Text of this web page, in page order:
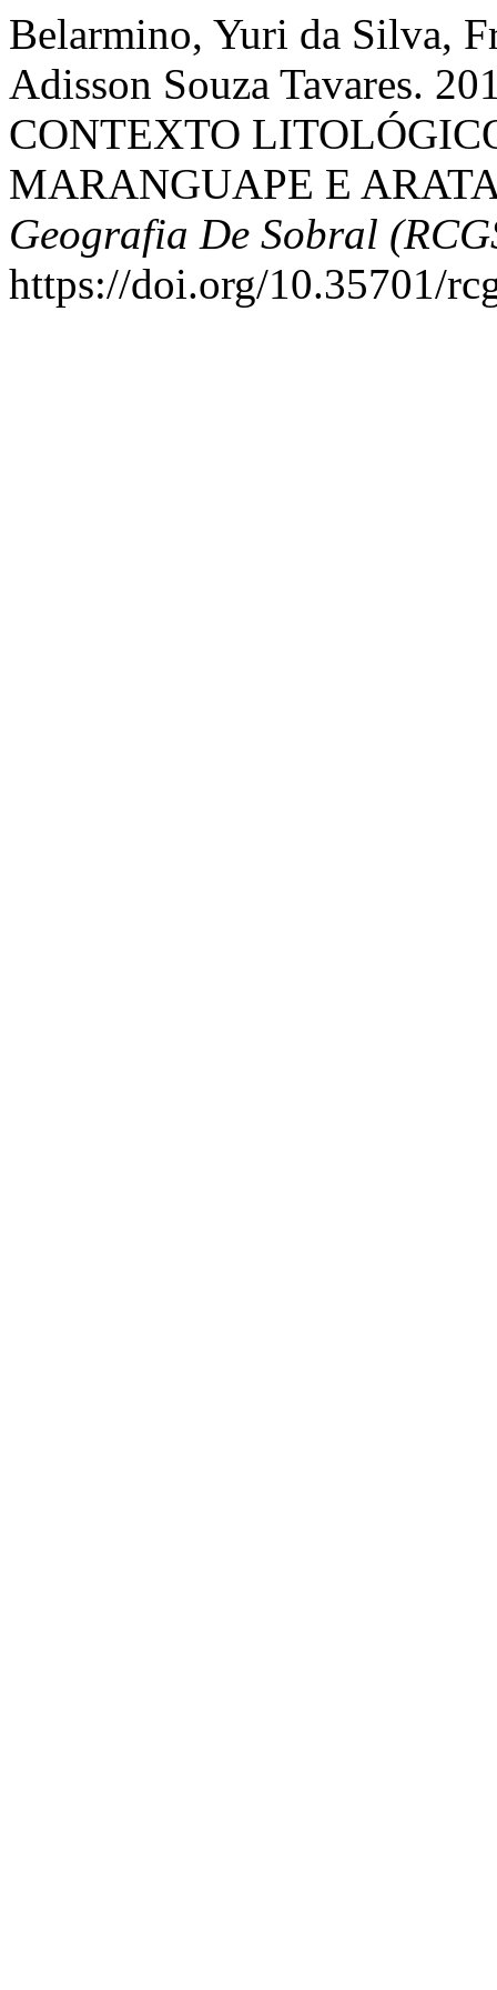
Belarmino, Yuri da Silva,
Adisson Souza Tavares.
CONTEXTO
MARANGUAPE E
Geografia De Sobral
https://doi.org/10.35701/